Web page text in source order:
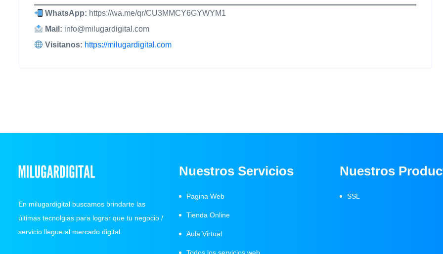
WhatsApp: https://wa.me/qr/CU3MMCY6GYWYM1
Mail: info@milugardigital.com
Visitanos: https://milugardigital.com
En milugardigital buscamos brindarte las
últimas tecnolgias para lograr que tu negocio /
servicio llegue al mercado digital.
Nuestros Servicios
Pagina Web
Tienda Online
Aula Virtual
Nuestros
SSL